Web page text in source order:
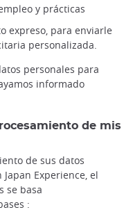
y prácticas
expreso, para enviarle
personalizada.
personales para
informado
de mis
de sus datos
Experience, el
se basa
: